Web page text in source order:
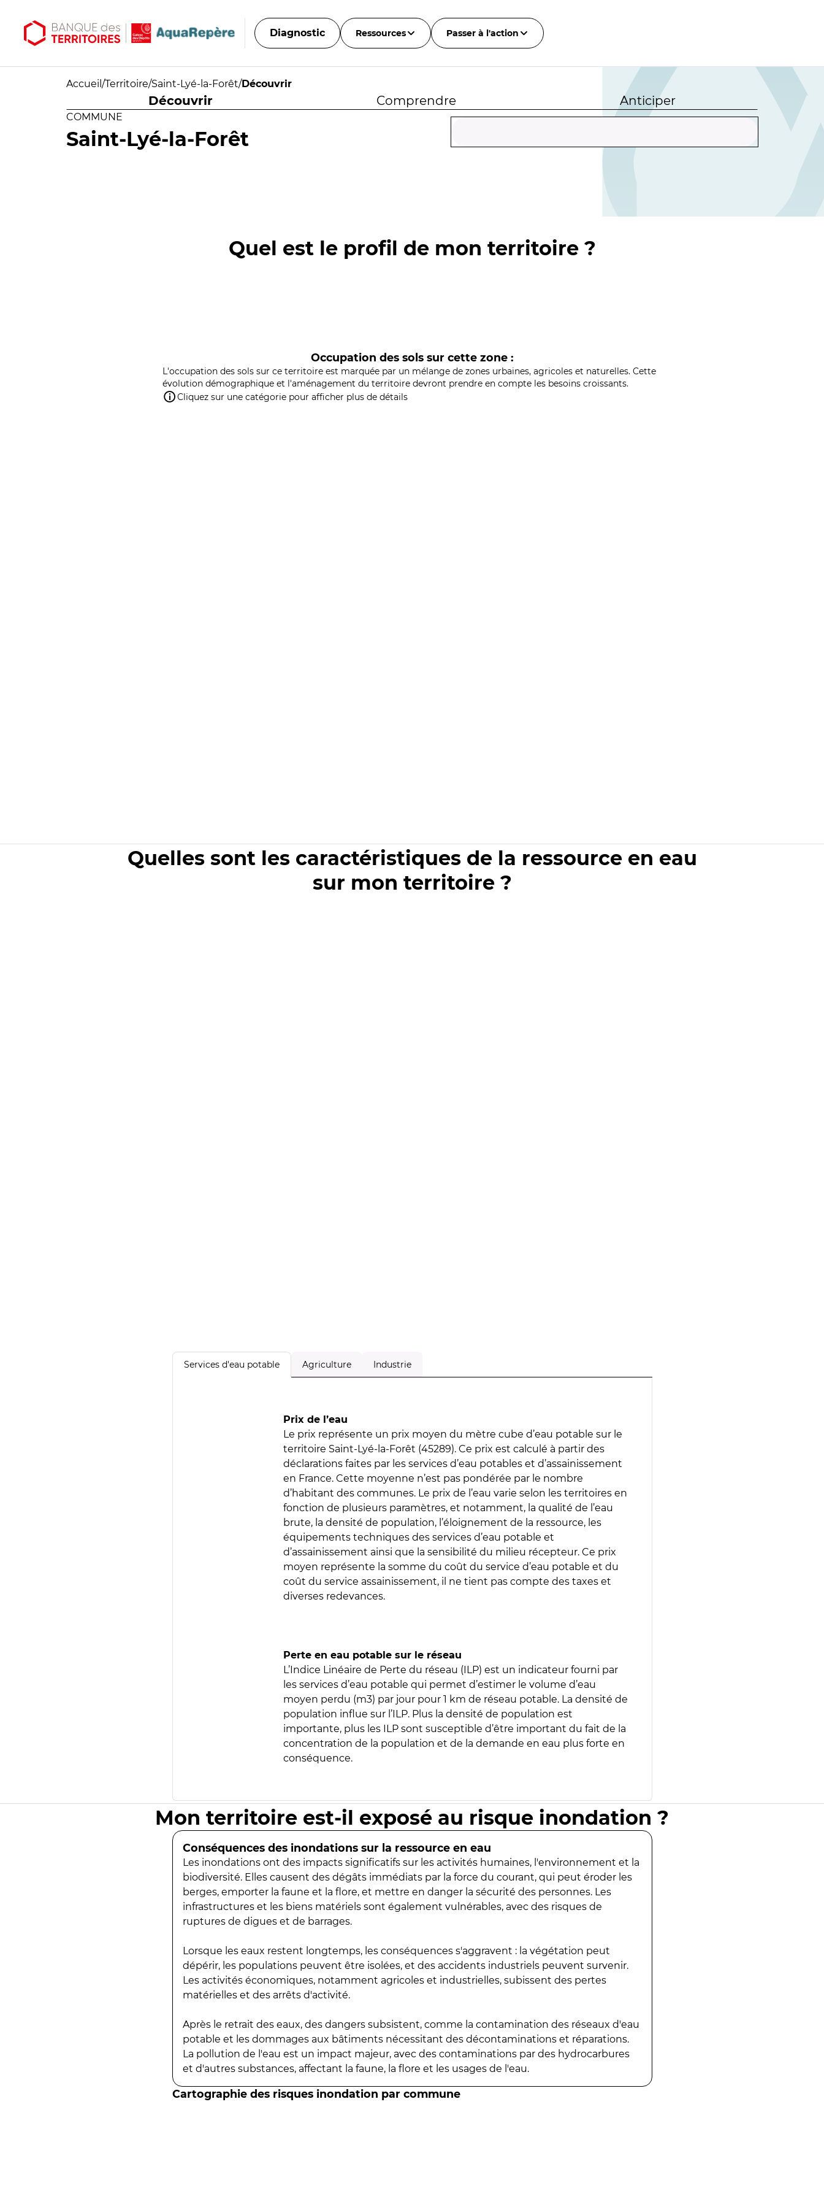
Diagnostic Ressources Passer à l'action
Accueil /Territoire/Saint-Lyé-la-Forêt/Découvrir
Découvrir Comprendre Anticiper
COMMUNE
Saint-Lyé-la-Forêt
Quel est le profil de mon territoire ?
Occupation des sols sur cette zone :
L'occupation des sols sur ce territoire est marquée par un mélange de zones urbaines, agricoles et naturelles. Cette
évolution démographique et l'aménagement du territoire devront prendre en compte les besoins croissants.
Cliquez sur une catégorie pour afficher plus de détails
Quelles sont les caractéristiques de la ressource en eau
sur mon territoire ?
Services d'eau potable Agriculture Industrie
Prix de l’eau
Le prix représente un prix moyen du mètre cube d’eau potable sur le
territoire Saint-Lyé-la-Forêt (45289). Ce prix est calculé à partir des
déclarations faites par les services d’eau potables et d’assainissement
en France. Cette moyenne n’est pas pondérée par le nombre
d’habitant des communes. Le prix de l’eau varie selon les territoires en
fonction de plusieurs paramètres, et notamment, la qualité de l’eau
brute, la densité de population, l’éloignement de la ressource, les
équipements techniques des services d’eau potable et
d’assainissement ainsi que la sensibilité du milieu récepteur. Ce prix
moyen représente la somme du coût du service d’eau potable et du
coût du service assainissement, il ne tient pas compte des taxes et
diverses redevances.
Perte en eau potable sur le réseau
L’Indice Linéaire de Perte du réseau (ILP) est un indicateur fourni par
les services d’eau potable qui permet d’estimer le volume d’eau
moyen perdu (m3) par jour pour 1 km de réseau potable. La densité de
population influe sur l’ILP. Plus la densité de population est
importante, plus les ILP sont susceptible d’être important du fait de la
concentration de la population et de la demande en eau plus forte en
conséquence.
Mon territoire est-il exposé au risque inondation ?
Conséquences des inondations sur la ressource en eau
Les inondations ont des impacts significatifs sur les activités humaines, l'environnement et la
biodiversité. Elles causent des dégâts immédiats par la force du courant, qui peut éroder les
berges, emporter la faune et la flore, et mettre en danger la sécurité des personnes. Les
infrastructures et les biens matériels sont également vulnérables, avec des risques de
ruptures de digues et de barrages.
Lorsque les eaux restent longtemps, les conséquences s'aggravent : la végétation peut
dépérir, les populations peuvent être isolées, et des accidents industriels peuvent survenir.
Les activités économiques, notamment agricoles et industrielles, subissent des pertes
matérielles et des arrêts d'activité.
Après le retrait des eaux, des dangers subsistent, comme la contamination des réseaux d'eau
potable et les dommages aux bâtiments nécessitant des décontaminations et réparations.
La pollution de l'eau est un impact majeur, avec des contaminations par des hydrocarbures
et d'autres substances, affectant la faune, la flore et les usages de l'eau.
Cartographie des risques inondation par commune